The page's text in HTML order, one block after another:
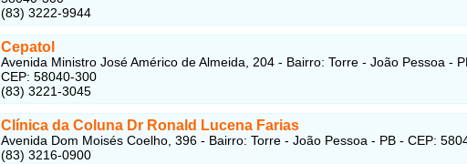
(83) 3222-9944
Cepatol
Avenida Ministro José Américo de Almeida, 204 - Bairro: Torre - João Pessoa -
CEP: 58040-300
(83) 3221-3045
Clínica da Coluna Dr Ronald Lucena Farias
Avenida Dom Moisés Coelho, 396 - Bairro: Torre - João Pessoa - PB - CEP:
(83) 3216-0900